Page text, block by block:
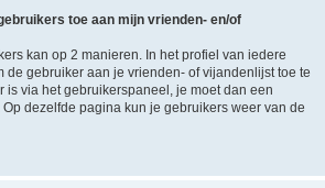
toe aan mijn vrienden- en/of
kan op 2 manieren. In het profiel van iedere
de gebruiker aan je vrienden- of vijandenlijst toe te
is via het gebruikerspaneel, je moet dan een
dezelfde pagina kun je gebruikers weer van de